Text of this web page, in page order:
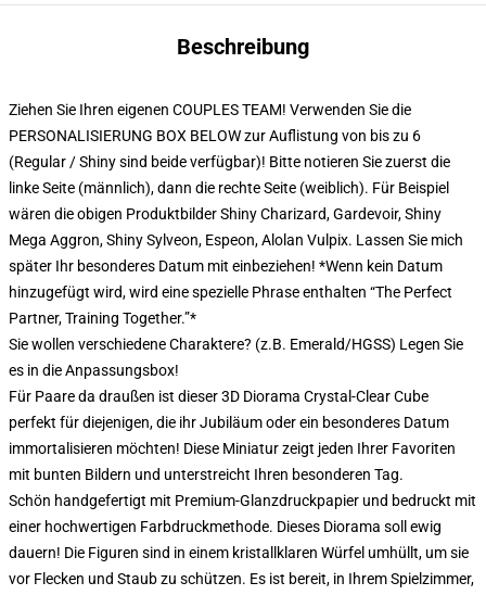
Beschreibung
Ziehen Sie Ihren eigenen COUPLES TEAM! Verwenden Sie die
PERSONALISIERUNG BOX BELOW zur Auflistung von bis zu 6
(Regular / Shiny sind beide verfügbar)! Bitte notieren Sie zuerst die
linke Seite (männlich), dann die rechte Seite (weiblich). Für Beispiel
wären die obigen Produktbilder Shiny Charizard, Gardevoir, Shiny
Mega Aggron, Shiny Sylveon, Espeon, Alolan Vulpix. Lassen Sie mich
später Ihr besonderes Datum mit einbeziehen! *Wenn kein Datum
hinzugefügt wird, wird eine spezielle Phrase enthalten “The Perfect
Partner, Training Together.”*
Sie wollen verschiedene Charaktere? (z.B. Emerald/HGSS) Legen Sie
es in die Anpassungsbox!
Für Paare da draußen ist dieser 3D Diorama Crystal-Clear Cube
perfekt für diejenigen, die ihr Jubiläum oder ein besonderes Datum
immortalisieren möchten! Diese Miniatur zeigt jeden Ihrer Favoriten
mit bunten Bildern und unterstreicht Ihren besonderen Tag.
Schön handgefertigt mit Premium-Glanzdruckpapier und bedruckt mit
einer hochwertigen Farbdruckmethode. Dieses Diorama soll ewig
dauern! Die Figuren sind in einem kristallklaren Würfel umhüllt, um sie
vor Flecken und Staub zu schützen. Es ist bereit, in Ihrem Spielzimmer,